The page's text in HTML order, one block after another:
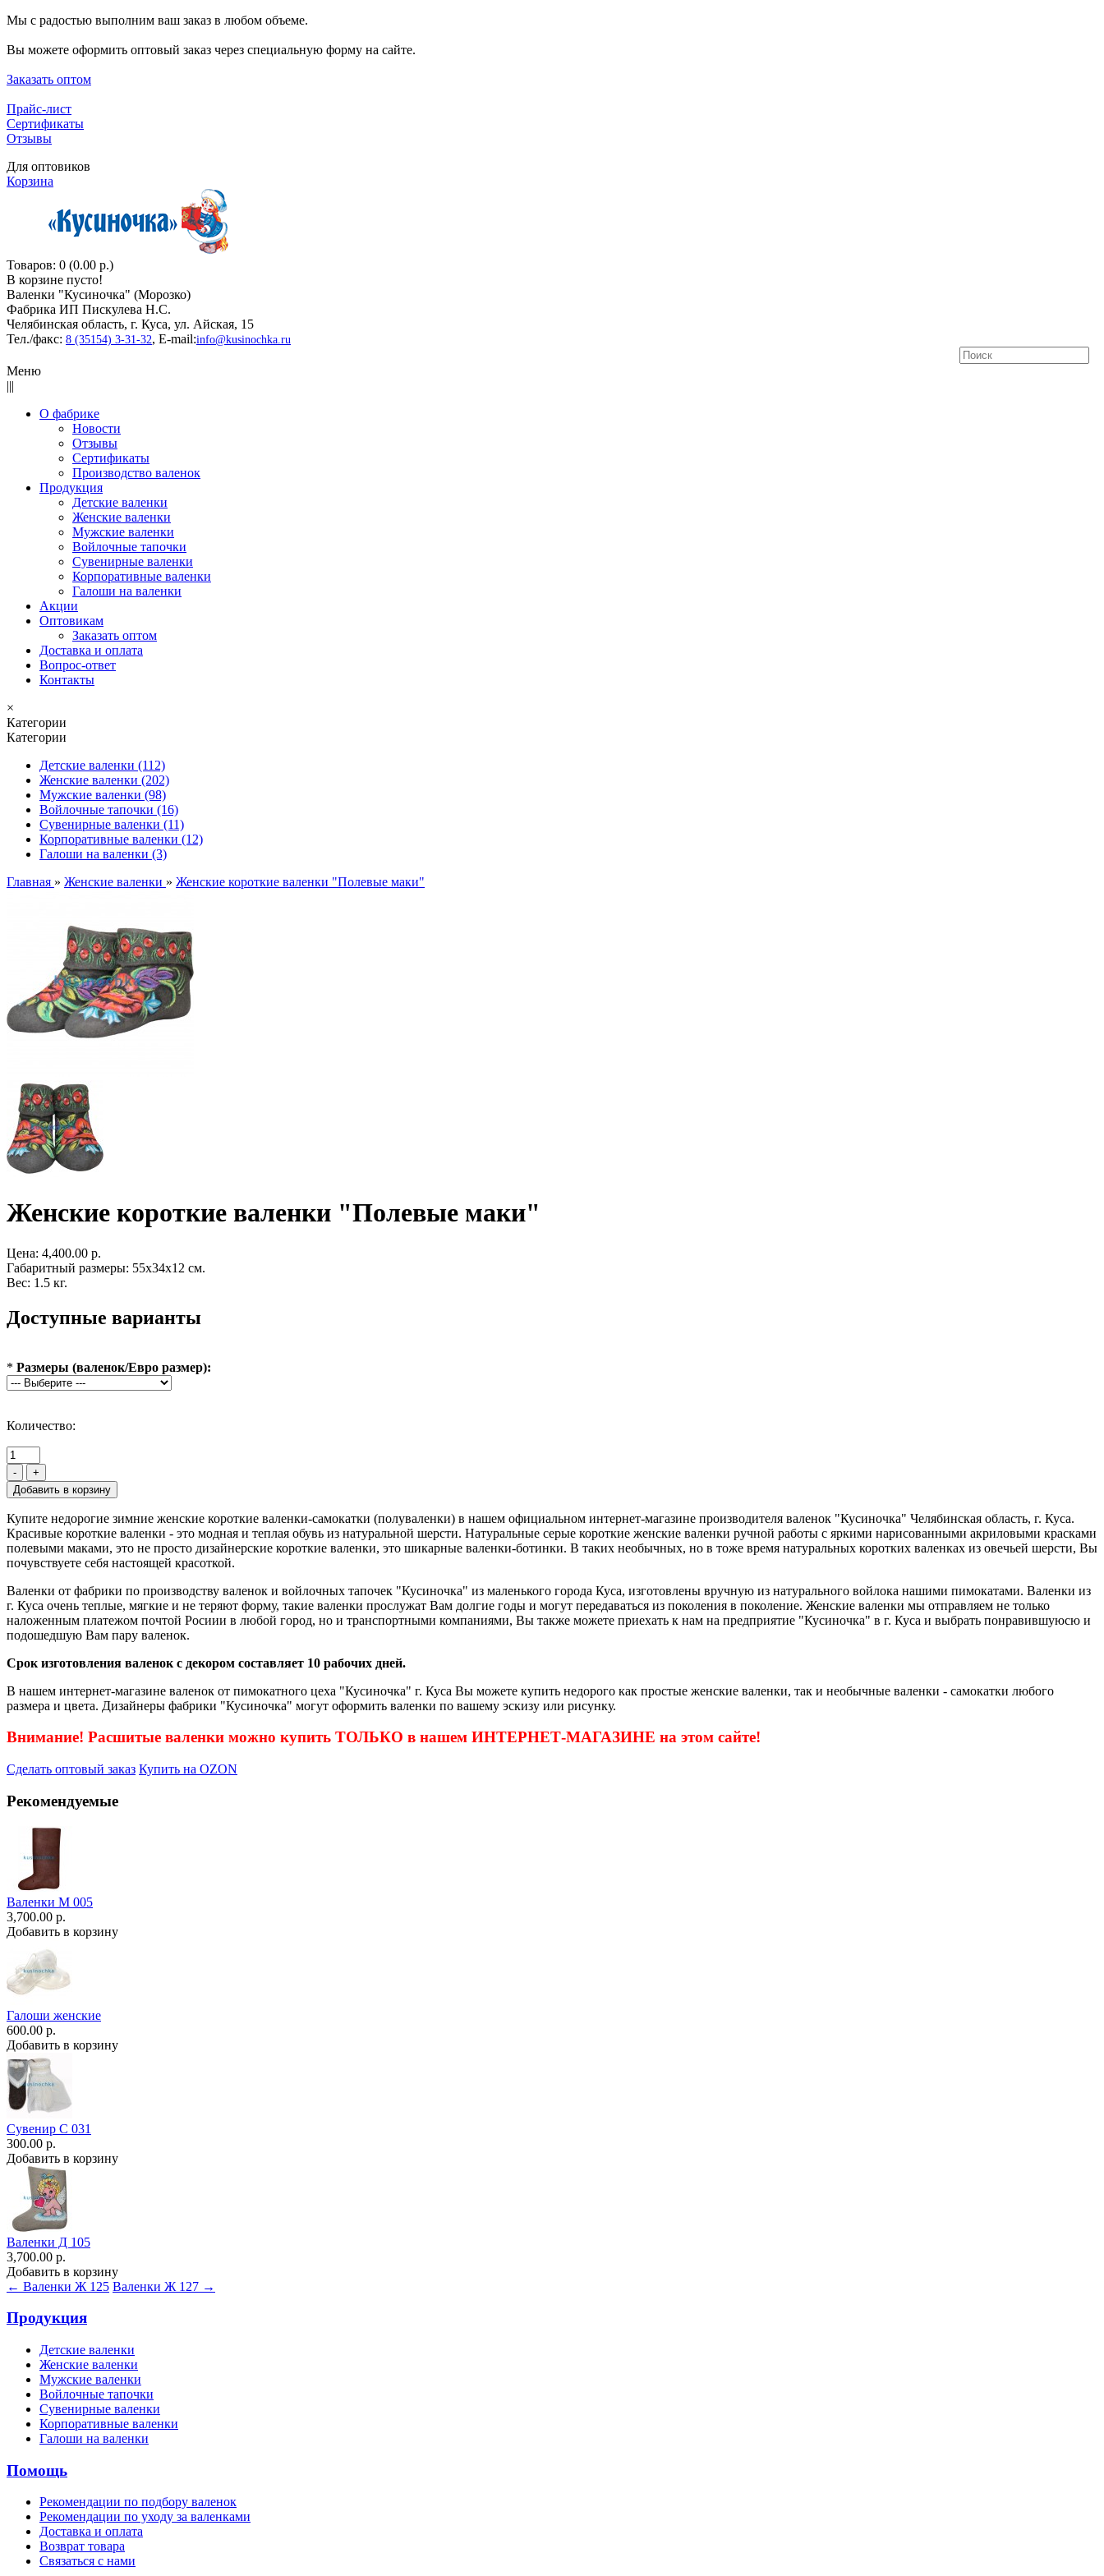
Мы с радостью выполним ваш заказ в любом объеме.
Вы можете оформить оптовый заказ через специальную форму на сайте.
Заказать оптом
Прайс-лист
Сертификаты
Отзывы
Для оптовиков
Корзина
Товаров: 0 (0.00 р.)
В корзине пусто!
Валенки "Кусиночкa" (Морозко)
Фабрика ИП Пискулева Н.С.
Челябинская область, г. Куса, ул. Айская, 15
Тел./факс: 8 (35154) 3-31-32, E-mail:info@kusinochka.ru
Меню
|||
О фабрике
Новости
Отзывы
Сертификаты
Производство валенок
Продукция
Детские валенки
Женские валенки
Мужские валенки
Войлочные тапочки
Сувенирные валенки
Корпоративные валенки
Галоши на валенки
Акции
Оптовикам
Заказать оптом
Доставка и оплата
Вопрос-ответ
Контакты
×
Категории
Категории
Детские валенки (112)
Женские валенки (202)
Мужские валенки (98)
Войлочные тапочки (16)
Сувенирные валенки (11)
Корпоративные валенки (12)
Галоши на валенки (3)
Главная » Женские валенки » Женские короткие валенки "Полевые маки"
Женские короткие валенки "Полевые маки"
Цена: 4,400.00 р.
Габаритный размеры: 55x34x12 см.
Вес: 1.5 кг.
Доступные варианты
* Размеры (валенок/Евро размер):
Количество:
- +
Купите недорогие зимние женские короткие валенки-самокатки (полуваленки) в нашем официальном интернет-магазине производителя валенок "Кусиночка" Челябинская область, г. Куса.
Красивые короткие валенки - это модная и теплая обувь из натуральной шерсти. Натуральные серые короткие женские валенки ручной работы с яркими нарисованными акриловыми красками
полевыми маками, это не просто дизайнерские короткие валенки, это шикарные валенки-ботинки. В таких необычных, но в тоже время натуральных коротких валенках из овечьей шерсти, Вы
почувствуете себя настоящей красоткой.
Валенки от фабрики по производству валенок и войлочных тапочек "Кусиночка" из маленького города Куса, изготовлены вручную из натурального войлока нашими пимокатами. Валенки из
г. Куса очень теплые, мягкие и не теряют форму, такие валенки прослужат Вам долгие годы и могут передаваться из поколения в поколение. Женские валенки мы отправляем не только
наложенным платежом почтой Росиии в любой город, но и транспортными компаниями, Вы также можете приехать к нам на предприятие "Кусиночка" в г. Куса и выбрать понравившуюсю и
подошедшую Вам пару валенок.
Срок изготовления валенок с декором составляет 10 рабочих дней.
В нашем интернет-магазине валенок от пимокатного цеха "Кусиночка" г. Куса Вы можете купить недорого как простые женские валенки, так и необычные валенки - самокатки любого
размера и цвета. Дизайнеры фабрики "Кусиночка" могут оформить валенки по вашему эскизу или рисунку.
Внимание! Расшитые валенки можно купить ТОЛЬКО в нашем ИНТЕРНЕТ-МАГАЗИНЕ на этом сайте!
Сделать оптовый заказ Купить на OZON
Рекомендуемые
Валенки М 005
3,700.00 р.
Добавить в корзину
Галоши женские
600.00 р.
Добавить в корзину
Сувенир С 031
300.00 р.
Добавить в корзину
Валенки Д 105
3,700.00 р.
Добавить в корзину
← Валенки Ж 125 Валенки Ж 127 →
Продукция
Детские валенки
Женские валенки
Мужские валенки
Войлочные тапочки
Сувенирные валенки
Корпоративные валенки
Галоши на валенки
Помощь
Рекомендации по подбору валенок
Рекомендации по уходу за валенками
Доставка и оплата
Возврат товара
Связаться с нами